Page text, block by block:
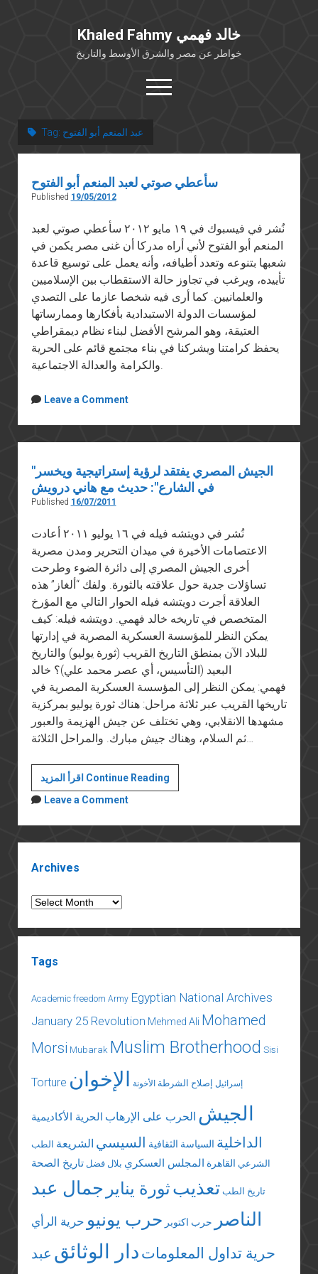
Khaled Fahmy خالد فهمي
خواطر عن مصر والشرق الأوسط والتاريخ
open
menu
كتابات أكاديمية
بوستات من فيسبوك
مقابلات في الإعلام
Languages
Tag: عبد المنعم أبو الفتوح
سأعطي صوتي لعبد المنعم أبو الفتوح
Published 19/05/2012
نُشر في فيسبوك في ١٩ مايو ٢٠١٢ سأعطي صوتي لعبد
المنعم أبو الفتوح لأني أراه مدركا أن غنى مصر يكمن في
شعبها بتنوعه وتعدد أطيافه، وأنه يعمل على توسيع قاعدة
تأييده، ويرغب في تجاوز حالة الاستقطاب بين الإسلاميين
والعلمانيين. كما أرى فيه شخصا عازما على التصدي
لمؤسسات الدولة الاستبدادية بأفكارها وممارساتها
العتيقة، وهو المرشح الأفضل لبناء نظام ديمقراطي
يحفظ كرامتنا ويشركنا في بناء مجتمع قائم على الحرية
والكرامة والعدالة الاجتماعية.
Leave a Comment
"الجيش المصري يفتقد لرؤية إستراتيجية ويخسر
في الشارع": حديث مع هاني درويش
Published 16/07/2011
نُشر في دويتشه فيله في ١٦ يوليو ٢٠١١ أعادت
الاعتصامات الأخيرة في ميدان التحرير ومدن مصرية
أخرى الجيش المصري إلى دائرة الضوء وطرحت
تساؤلات جدية حول علاقته بالثورة. ولفك “ألغاز” هذه
العلاقة أجرت دويتشه فيله الحوار التالي مع المؤرخ
المتخصص في تاريخه خالد فهمي. دويتشه فيله: كيف
يمكن النظر للمؤسسة العسكرية المصرية في إدارتها
للبلاد الآن بمنطق التاريخ القريب (ثورة يوليو) والتاريخ
البعيد (التأسيس، أي عصر محمد علي)؟ خالد
فهمي: يمكن النظر إلى المؤسسة العسكرية المصرية في
تاريخها القريب عبر ثلاثة مراحل: هناك ثورة يوليو بمركزية
مشهدها الانقلابي، وهي تختلف عن جيش الهزيمة والعبور
ثم السلام، وهناك جيش مبارك. والمراحل الثلاثة…
اقرأ المزيد Continue Reading"الجيش
المصري
لرؤية
إستراتيجية
مع
Leave a Comment
Archives
Archives
Tags
Academic freedom Army Egyptian National Archives
January 25 Revolution Mehmed Ali Mohamed
Morsi Mubarak Muslim Brotherhood Sisi
Torture إسرائيل إصلاح الشرطة الأخونة الإخوان
الجيش الحرب على الإرهاب الحرية الأكاديمية
الداخلية السياسة الثقافية السيسي الشريعة الطب
الشرعي القاهرة المجلس العسكري بلال فضل تاريخ الصحة
تاريخ الطب تعذيبثورة يناير جمال عبد
الناصر
حرب اكتوبر حرب يونيو حرية الرأي
حرية تداول المعلومات دار الوثائق عبد